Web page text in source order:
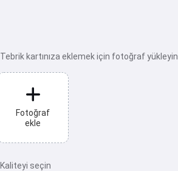
Tebrik kartınıza eklemek için fotoğraf yükleyin
Fotoğraf
ekle
Kaliteyi seçin